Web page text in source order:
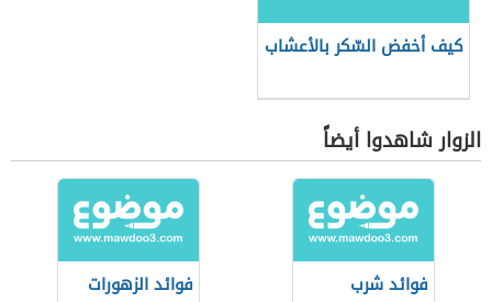
كيف أخفض السّكر بالأعشاب
الزوار شاهدوا أيضاً
فوائد شرب
فوائد الزهورات